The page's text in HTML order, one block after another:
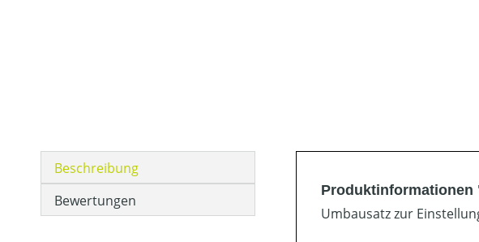
Beschreibung
Bewertungen
Produktinformationen
Umbausatz zur